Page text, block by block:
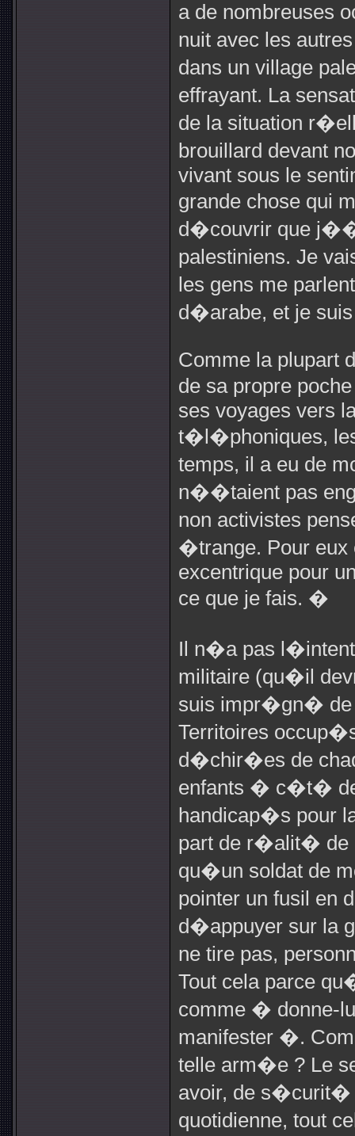
a de nombreuses
nuit avec les
dans un village
effrayant. La
de la situation
brouillard devant
vivant sous le
grande chose
d�couvrir que
palestiniens. Je
les gens me
d�arabe, et je
Comme la plupart
de sa propre
ses voyages vers
t�l�phoniques,
temps, il a eu de
n��taient pas
non activistes
�trange. Pour
excentrique pour
ce que je fais. �
Il n�a pas
militaire (qu�il
suis impr�gn� de
Territoires
d�chir�es de
enfants � c�t� de
handicap�s pour
part de r�alit� de
qu�un soldat de
pointer un fusil en
d�appuyer sur la
ne tire pas,
Tout cela parce
comme � donne-
manifester �.
telle arm�e ? Le
avoir, de s�curit�
quotidienne, tout